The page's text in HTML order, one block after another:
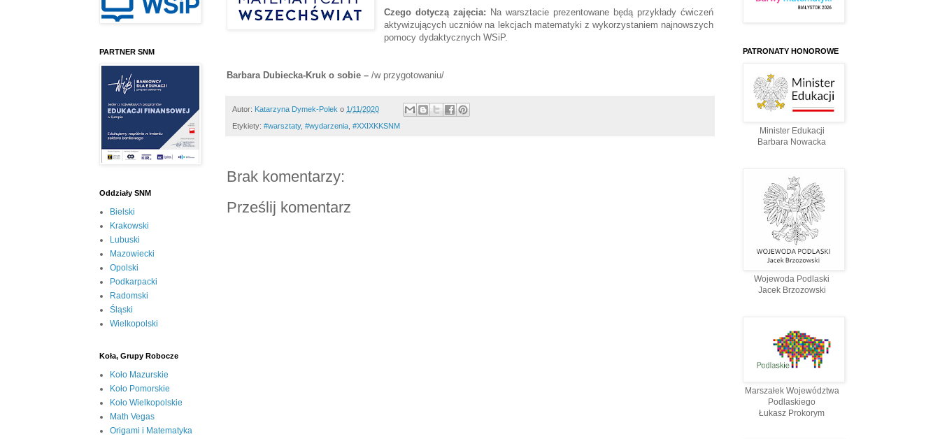
Czego dotyczą zajęcia: Na warsztacie prezentowane będą przykłady ćwiczeń
aktywizujących uczniów na lekcjach matematyki z wykorzystaniem najnowszych
pomocy dydaktycznych WSiP.
Barbara Dubiecka-Kruk o sobie – /w przygotowaniu/
Autor: Katarzyna Dymek-Polek o 1/11/2020
Etykiety: #warsztaty, #wydarzenia, #XXIXKKSNM
Brak komentarzy:
Prześlij komentarz
PARTNER SNM
Oddziały SNM
Bielski
Krakowski
Lubuski
Mazowiecki
Opolski
Podkarpacki
Radomski
Śląski
Wielkopolski
Koła, Grupy Robocze
Koło Mazurskie
Koło Pomorskie
Koło Wielkopolskie
Math Vegas
Origami i Matematyka
PATRONATY HONOROWE
Minister Edukacji
Barbara Nowacka
Wojewoda Podlaski
Jacek Brzozowski
Marszałek Województwa
Podlaskiego
Łukasz Prokorym